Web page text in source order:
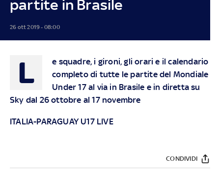
partite in Brasile
26 ott 2019 - 08:00
L
e squadre, i gironi, gli orari e il calendario
completo di tutte le partite del Mondiale
Under 17 al via in Brasile e in diretta su
Sky dal 26 ottobre al 17 novembre
ITALIA-PARAGUAY U17 LIVE
CONDIVIDI